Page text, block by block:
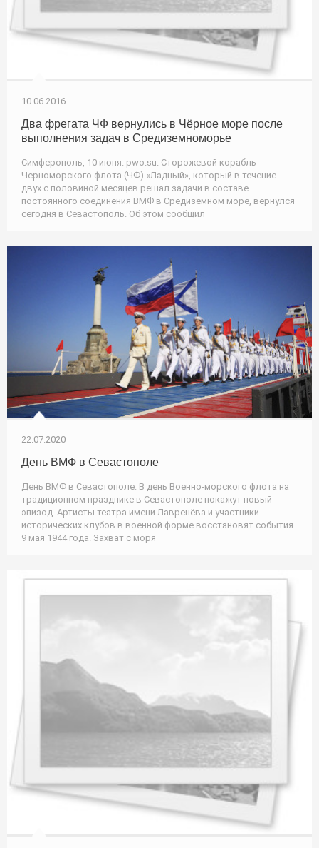
10.06.2016
Два фрегата ЧФ вернулись в Чёрное море после
выполнения задач в Средиземноморье
Симферополь, 10 июня. pwo.su. Сторожевой корабль
Черноморского флота (ЧФ) «Ладный», который в течение
двух с половиной месяцев решал задачи в составе
постоянного соединения ВМФ в Средиземном море, вернулся
сегодня в Севастополь. Об этом сообщил
22.07.2020
День ВМФ в Севастополе
День ВМФ в Севастополе. В день Военно-морского флота на
традиционном празднике в Севастополе покажут новый
эпизод. Артисты театра имени Лавренёва и участники
исторических клубов в военной форме восстановят события
9 мая 1944 года. Захват с моря